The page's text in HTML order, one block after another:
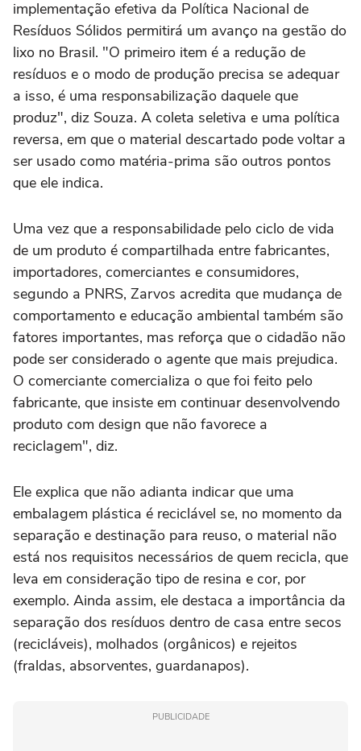
implementação efetiva da Política Nacional de
Resíduos Sólidos permitirá um avanço na gestão do
lixo no Brasil. "O primeiro item é a redução de
resíduos e o modo de produção precisa se adequar
a isso, é uma responsabilização daquele que
produz", diz Souza. A coleta seletiva e uma política
reversa, em que o material descartado pode voltar a
ser usado como matéria-prima são outros pontos
que ele indica.
Uma vez que a responsabilidade pelo ciclo de vida
de um produto é compartilhada entre fabricantes,
importadores, comerciantes e consumidores,
segundo a PNRS, Zarvos acredita que mudança de
comportamento e educação ambiental também são
fatores importantes, mas reforça que o cidadão não
pode ser considerado o agente que mais prejudica.
O comerciante comercializa o que foi feito pelo
fabricante, que insiste em continuar desenvolvendo
produto com design que não favorece a
reciclagem", diz.
Ele explica que não adianta indicar que uma
embalagem plástica é reciclável se, no momento da
separação e destinação para reuso, o material não
está nos requisitos necessários de quem recicla, que
leva em consideração tipo de resina e cor, por
exemplo. Ainda assim, ele destaca a importância da
separação dos resíduos dentro de casa entre secos
(recicláveis), molhados (orgânicos) e rejeitos
(fraldas, absorventes, guardanapos).
PUBLICIDADE